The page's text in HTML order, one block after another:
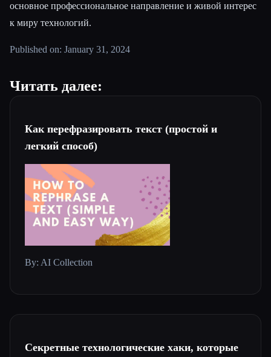
основное профессиональное направление и живой интерес
к миру технологий.
Published on: January 31, 2024
Читать далее:
Как перефразировать текст (простой и
легкий способ)
By: AI Collection
Секретные технологические хаки, которые